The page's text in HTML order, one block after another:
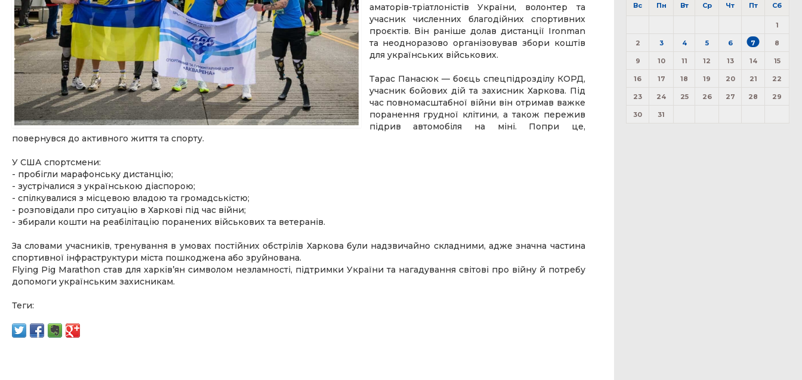
аматорів-тріатлоністів України, волонтер та
учасник численних благодійних спортивних
проєктів. Він раніше долав дистанції Ironman
та неодноразово організовував збори коштів
для українських військових.
Тарас Панасюк — боєць спецпідрозділу КОРД,
учасник бойових дій та захисник Харкова. Під
час повномасштабної війни він отримав важке
поранення грудної клітини, а також пережив
підрив автомобіля на міні. Попри це,
повернувся до активного життя та спорту.
У США спортсмени:
- пробігли марафонську дистанцію;
- зустрічалися з українською діаспорою;
- спілкувалися з місцевою владою та громадськістю;
- розповідали про ситуацію в Харкові під час війни;
- збирали кошти на реабілітацію поранених військових та ветеранів.
За словами учасників, тренування в умовах постійних обстрілів Харкова були надзвичайно складними, адже значна частина
спортивної інфраструктури міста пошкоджена або зруйнована.
Flying Pig Marathon став для харків’ян символом незламності, підтримки України та нагадування світові про війну й потребу
допомоги українським захисникам.
Теги:
Вс Пн Вт Ср Чт Пт Сб
1
2 3 4 5 6 7 8
9 10 11 12 13 14 15
16 17 18 19 20 21 22
23 24 25 26 27 28 29
30 31